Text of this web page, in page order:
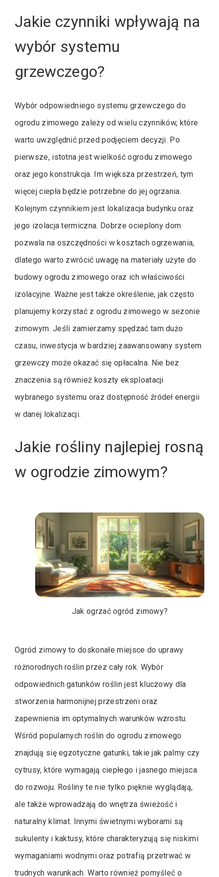
Jakie czynniki wpływają na
wybór systemu
grzewczego?
Wybór odpowiedniego systemu grzewczego do
ogrodu zimowego zależy od wielu czynników, które
warto uwzględnić przed podjęciem decyzji. Po
pierwsze, istotna jest wielkość ogrodu zimowego
oraz jego konstrukcja. Im większa przestrzeń, tym
więcej ciepła będzie potrzebne do jej ogrzania.
Kolejnym czynnikiem jest lokalizacja budynku oraz
jego izolacja termiczna. Dobrze ocieplony dom
pozwala na oszczędności w kosztach ogrzewania,
dlatego warto zwrócić uwagę na materiały użyte do
budowy ogrodu zimowego oraz ich właściwości
izolacyjne. Ważne jest także określenie, jak często
planujemy korzystać z ogrodu zimowego w sezonie
zimowym. Jeśli zamierzamy spędzać tam dużo
czasu, inwestycja w bardziej zaawansowany system
grzewczy może okazać się opłacalna. Nie bez
znaczenia są również koszty eksploatacji
wybranego systemu oraz dostępność źródeł energii
w danej lokalizacji.
Jakie rośliny najlepiej rosną
w ogrodzie zimowym?
Jak ogrzać ogród zimowy?
Ogród zimowy to doskonałe miejsce do uprawy
różnorodnych roślin przez cały rok. Wybór
odpowiednich gatunków roślin jest kluczowy dla
stworzenia harmonijnej przestrzeni oraz
zapewnienia im optymalnych warunków wzrostu.
Wśród popularnych roślin do ogrodu zimowego
znajdują się egzotyczne gatunki, takie jak palmy czy
cytrusy, które wymagają ciepłego i jasnego miejsca
do rozwoju. Rośliny te nie tylko pięknie wyglądają,
ale także wprowadzają do wnętrza świeżość i
naturalny klimat. Innymi świetnymi wyborami są
sukulenty i kaktusy, które charakteryzują się niskimi
wymaganiami wodnymi oraz potrafią przetrwać w
trudnych warunkach. Warto również pomyśleć o